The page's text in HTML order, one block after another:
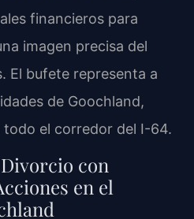
financieros para
imagen precisa del
El bufete representa a
de Goochland,
todo el corredor del I-64.
con
en el